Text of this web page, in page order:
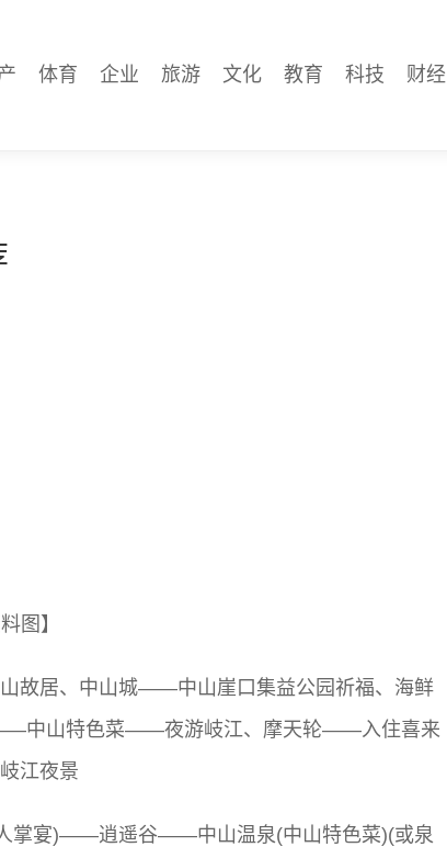
体育 企业 旅游 文化 教育 科技 财经
图】
故居、中山城——中山崖口集益公园祈福、海鲜
中山特色菜——夜游岐江、摩天轮——入住喜来
江夜景
掌宴)——逍遥谷——中山温泉(中山特色菜)(或泉